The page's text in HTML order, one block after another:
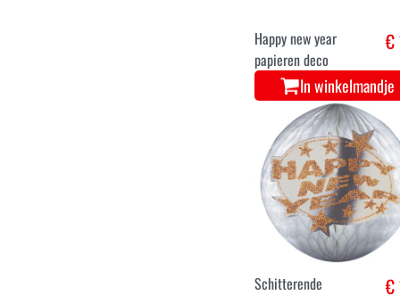
Happy new year
papieren deco
€
In winkelmandje